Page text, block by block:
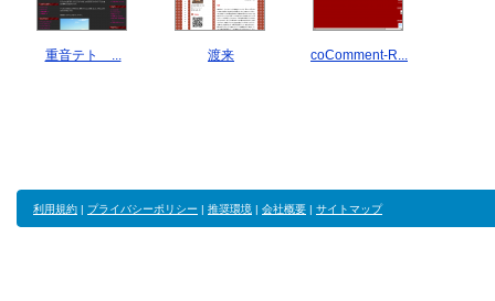
重音テト ... 渡来 coComment-R...
利用規約 | プライバシーポリシー | 推奨環境 | 会社概要 | サイトマップ